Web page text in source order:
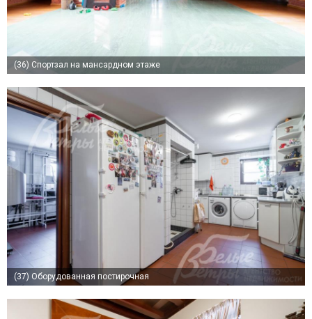
(36) Спортзал на мансардном этаже
(37) Оборудованная постирочная